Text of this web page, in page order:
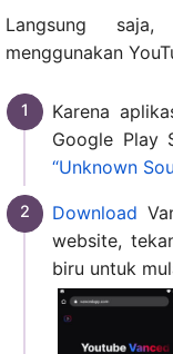
Langsung
menggunakan
Karena
Google Play
“Unknown
Download
website,
biru untuk